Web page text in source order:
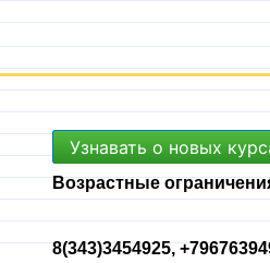
Узнавать о новых
Возрастные
8(343)3454925,